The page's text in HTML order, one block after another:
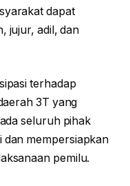
dapat
jujur, adil, dan
terhadap
3T yang
seluruh pihak
dan mempersiapkan
pemilu.